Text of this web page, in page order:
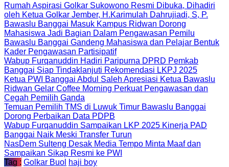
Rumah Aspirasi Golkar Sukowono Resmi Dibuka, Dihadiri
oleh Ketua Golkar Jember, H.Karimulah Dahrujiadi, S, P.
Bawaslu Banggai Masuk Kampus Ridwan Dorong
Mahasiswa Jadi Bagian Dalam Pengawasan Pemilu
Bawaslu Banggai Gandeng Mahasiswa dan Pelajar Bentuk
Kader Pengawasan Partisipatif
Wabup Furqanuddin Hadiri Paripurna DPRD Pemkab
Banggai Siap Tindaklanjuti Rekomendasi LKPJ 2025
Ketua PWI Banggai Abdul Saleh Apresiasi Ketua Bawaslu
Ridwan Gelar Coffee Morning Perkuat Pengawasan dan
Cegah Pemilih Ganda
Temuan Pemilih TMS di Luwuk Timur Bawaslu Banggai
Dorong Perbaikan Data PDPB
Wabup Furqanuddin Sampaikan LKP 2025 Kinerja PAD
Banggai Naik Meski Transfer Turun
NasDem Sulteng Desak Media Tempo Minta Maaf dan
Sampaikan Sikap Resmi ke PWI
Tag : Golkar Buol haji boy